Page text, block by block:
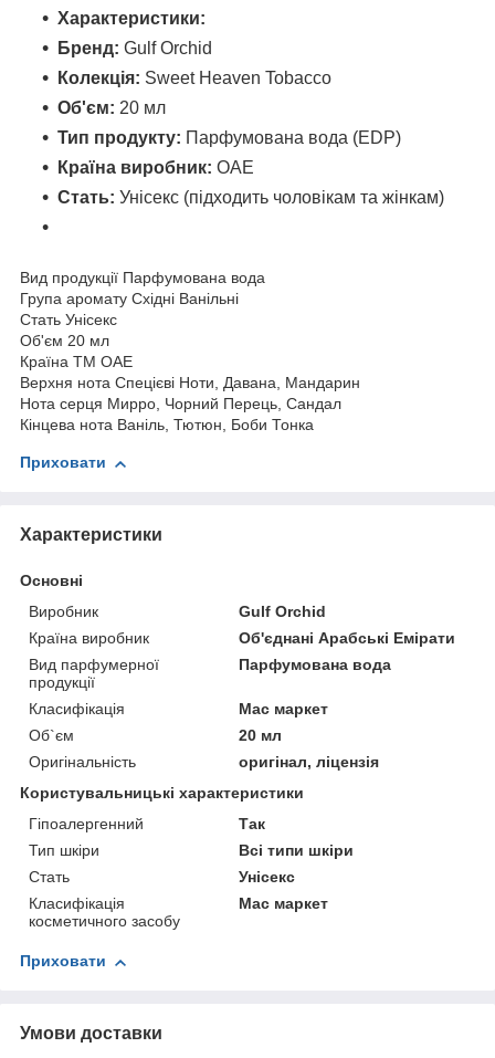
Характеристики:
Бренд: Gulf Orchid
Колекція: Sweet Heaven Tobacco
Об'єм: 20 мл
Тип продукту: Парфумована вода (EDP)
Країна виробник: ОАЕ
Стать: Унісекс (підходить чоловікам та жінкам)
Вид продукції Парфумована вода
Група аромату Східні Ванільні
Стать Унісекс
Об'єм 20 мл
Країна ТМ ОАЕ
Верхня нота Спецієві Ноти, Давана, Мандарин
Нота серця Мирро, Чорний Перець, Сандал
Кінцева нота Ваніль, Тютюн, Боби Тонка
Приховати
Характеристики
Основні
Виробник
Gulf Orchid
Країна виробник
Об'єднані Арабські Емірати
Вид парфумерної
продукції
Парфумована вода
Класифікація
Мас маркет
Об`єм
20 мл
Оригінальність
оригінал, ліцензія
Користувальницькі характеристики
Гіпоалергенний
Так
Тип шкіри
Всі типи шкіри
Стать
Унісекс
Класифікація
косметичного засобу
Мас маркет
Приховати
Умови доставки